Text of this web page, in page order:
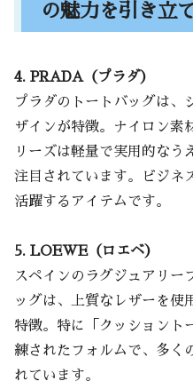
の魅力を引き立
4. PRADA（プラダ）
プラダのトートバッグは、
ザインが特徴。ナイロン
リーズは軽量で実用的なう
注目されています。ビジネ
活躍するアイテムです。
5. LOEWE（ロエベ）
スペインのラグジュアリ
ッグは、上質なレザーを使
特徴。特に「クッショント
練されたフォルムで、多く
れています。